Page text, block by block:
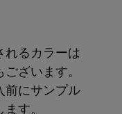
るカラーは
ざいます。
前にサンプル
す。